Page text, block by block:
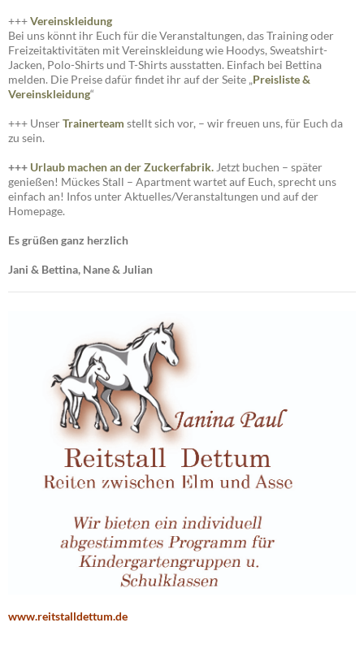
+++Vereinskleidung
Bei uns könnt ihr Euch für die Veranstaltungen, das Training oder
Freizeitaktivitäten mit Vereinskleidung wie Hoodys, Sweatshirt-
Jacken, Polo-Shirts und T-Shirts ausstatten. Einfach bei Bettina
melden. Die Preise dafür findet ihr auf der Seite „Preisliste&
Vereinskleidung“
+++ UnserTrainerteam stellt sich vor, – wir freuen uns, für Euch da
zu sein.
+++ Urlaub machen an der Zuckerfabrik. Jetzt buchen – später
genießen! Mückes Stall – Apartment wartet auf Euch, sprecht uns
einfach an! Infos unter Aktuelles/Veranstaltungen und auf der
Homepage.
Es grüßen ganz herzlich
Jani & Bettina, Nane & Julian
www.reitstalldettum.de